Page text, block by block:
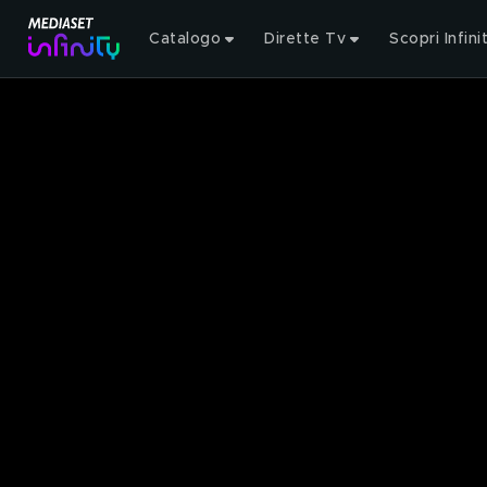
Catalogo Dirette Tv Scopri